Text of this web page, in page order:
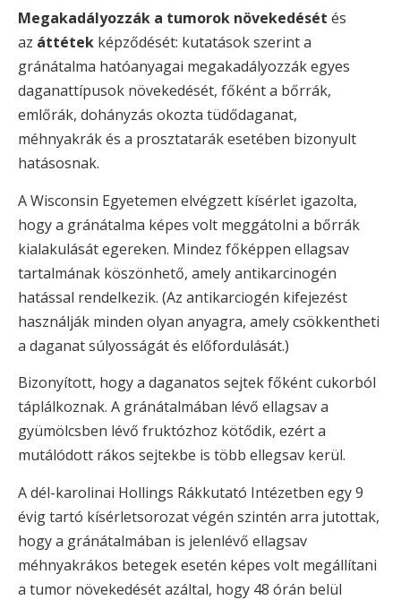
Megakadályozzák a tumorok növekedését és
az áttétek képződését: kutatások szerint a
gránátalma hatóanyagai megakadályozzák egyes
daganattípusok növekedését, főként a bőrrák,
emlőrák, dohányzás okozta tüdődaganat,
méhnyakrák és a prosztatarák esetében bizonyult
hatásosnak.
A Wisconsin Egyetemen elvégzett kísérlet igazolta,
hogy a gránátalma képes volt meggátolni a bőrrák
kialakulását egereken. Mindez főképpen ellagsav
tartalmának köszönhető, amely antikarcinogén
hatással rendelkezik. (Az antikarciogén kifejezést
használják minden olyan anyagra, amely csökkentheti
a daganat súlyosságát és előfordulását.)
Bizonyított, hogy a daganatos sejtek főként cukorból
táplálkoznak. A gránátalmában lévő ellagsav a
gyümölcsben lévő fruktózhoz kötődik, ezért a
mutálódott rákos sejtekbe is több ellegsav kerül.
A dél-karolinai Hollings Rákkutató Intézetben egy 9
évig tartó kísérletsorozat végén szintén arra jutottak,
hogy a gránátalmában is jelenlévő ellagsav
méhnyakrákos betegek esetén képes volt megállítani
a tumor növekedését azáltal, hogy 48 órán belül